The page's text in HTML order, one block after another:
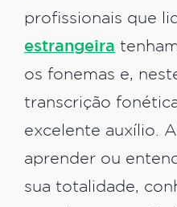
profissionais que
estrangeira
os fonemas e,
transcrição
excelente auxílio.
aprender ou
sua totalidade,